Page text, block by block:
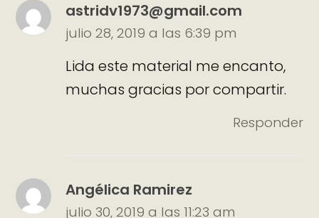
astridv1973@gmail.com
julio 28, 2019 a las 6:39 pm
Lida este material me encanto,
muchas gracias por compartir.
Responder
Angélica Ramirez
julio 30, 2019 a las 11:23 am